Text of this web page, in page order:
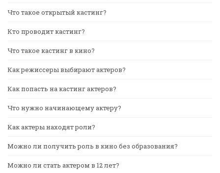
Что такое открытый кастинг?
Кто проводит кастинг?
Что такое кастинг в кино?
Как режиссеры выбирают актеров?
Как попасть на кастинг актеров?
Что нужно начинающему актеру?
Как актеры находят роли?
Можно ли получить роль в кино без образования?
Можно ли стать актером в 12 лет?